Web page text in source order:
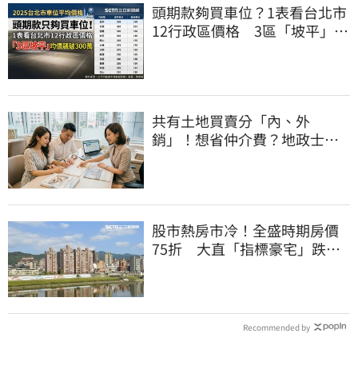
頭期款夠買車位？1表看台北市
12行政區價格 3區「坡平」均
共有土地買賣分「內、外
銷」！想省仲介費？地政士教
股市熱房市冷！全盛時期房價
75折 大直「指標豪宅」跌破
Recommended by